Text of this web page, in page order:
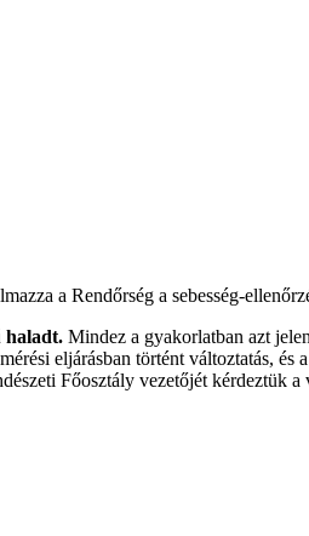
a Rendőrség a sebesség-
haladt. Mindez a gyakorlatban azt
eljárásban történt változtatás, és
Főosztály vezetőjét kérdeztük a